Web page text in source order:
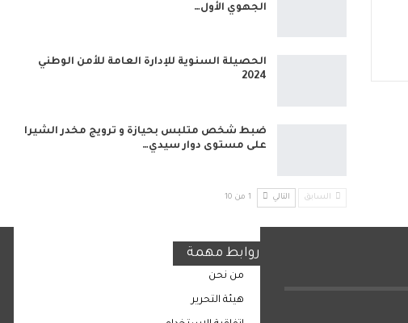
الجهوي الأول…
الحصيلة السنوية للإدارة العامة للأمن الوطني
2024
ضبط شخص متلبس بحيازة و ترويج مخدر الشيرا
على مستوى دوار سيدي…
السابق التالي 1 من 10
روابط مهمة
من نحن
هيئة التحرير